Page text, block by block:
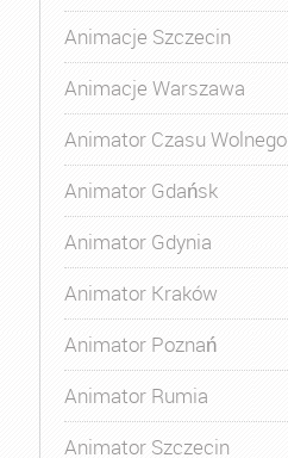
Animacje Szczecin
Animacje Warszawa
Animator Czasu Wolnego
Animator Gdańsk
Animator Gdynia
Animator Kraków
Animator Poznań
Animator Rumia
Animator Szczecin